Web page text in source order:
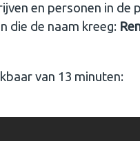
en personen in de
die de naam kreeg:
van 13 minuten: